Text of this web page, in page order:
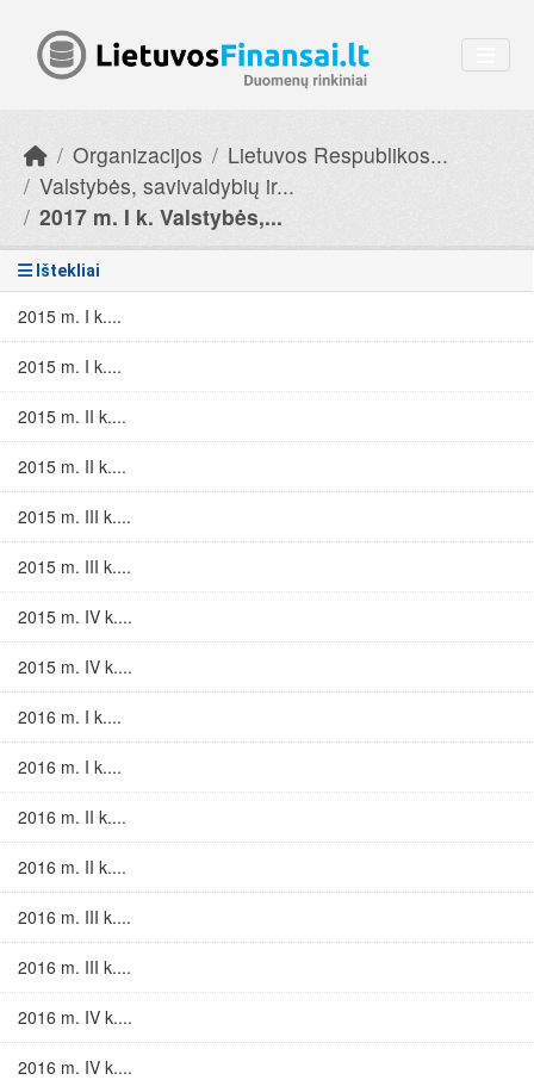
Organizacijos
Lietuvos Respublikos...
Valstybės, savivaldybių ir...
2017 m. I k. Valstybės,...
Ištekliai
2015 m. I k....
2015 m. I k....
2015 m. II k....
2015 m. II k....
2015 m. III k....
2015 m. III k....
2015 m. IV k....
2015 m. IV k....
2016 m. I k....
2016 m. I k....
2016 m. II k....
2016 m. II k....
2016 m. III k....
2016 m. III k....
2016 m. IV k....
2016 m. IV k....